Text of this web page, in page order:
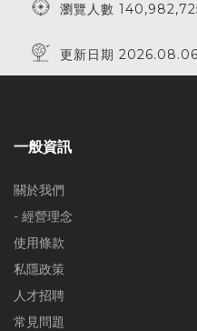
瀏覽人數
更新日期 2026.08.06
一般資訊
關於我們
- 經營理念
使用條款
私隱政策
人才招聘
常見問題